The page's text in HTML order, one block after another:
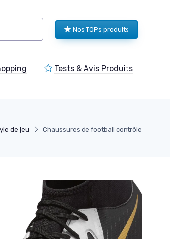
Nos TOPs produits
Tests & Avis Produits
de jeu Chaussures de football contrôle